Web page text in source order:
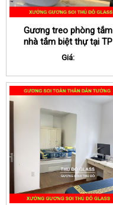
Gương treo phòng tắm
nhà tắm biệt thự tại TP
Vinh Nghệ An
Giá: